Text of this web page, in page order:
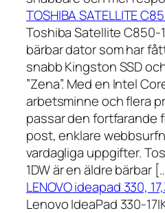
TOSHIBA SATELLITE
Toshiba Satellite C850-
bärbar dator som har
snabb Kingston SSD
”Zena”. Med en Intel
arbetsminne och flera
passar den fortfarande
post, enklare
vardagliga uppgifter.
1DW är en äldre bärbar
LENOVO ideapad 330,
Lenovo IdeaPad 330-